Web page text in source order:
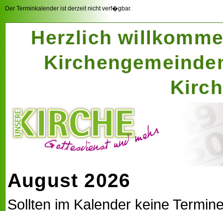
Der Terminkalender ist derzeit nicht verf�gbar.
Herzlich
August 2026
Sollten im Kalender keine